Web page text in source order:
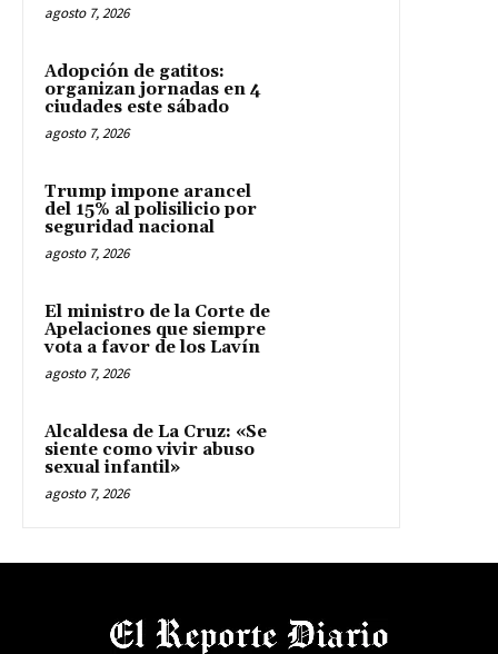
agosto 7, 2026
Adopción de gatitos:
organizan jornadas en 4
ciudades este sábado
agosto 7, 2026
Trump impone arancel
del 15% al polisilicio por
seguridad nacional
agosto 7, 2026
El ministro de la Corte de
Apelaciones que siempre
vota a favor de los Lavín
agosto 7, 2026
Alcaldesa de La Cruz: «Se
siente como vivir abuso
sexual infantil»
agosto 7, 2026